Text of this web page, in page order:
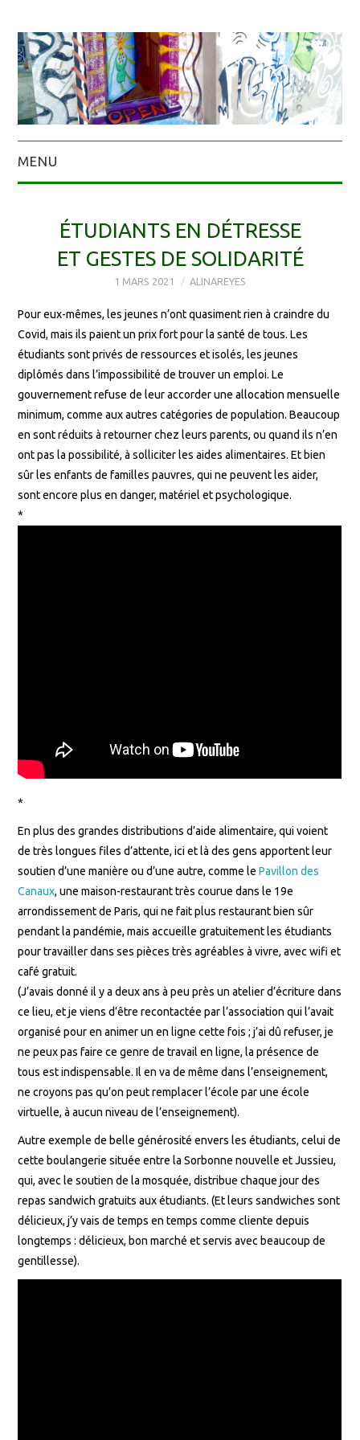
MENU
ÉTUDIANTS EN DÉTRESSE
ET GESTES DE SOLIDARITÉ
1 MARS 2021 ALINAREYES
Pour eux-mêmes, les jeunes n’ont quasiment rien à craindre du
Covid, mais ils paient un prix fort pour la santé de tous. Les
étudiants sont privés de ressources et isolés, les jeunes
diplômés dans l’impossibilité de trouver un emploi. Le
gouvernement refuse de leur accorder une allocation mensuelle
minimum, comme aux autres catégories de population. Beaucoup
en sont réduits à retourner chez leurs parents, ou quand ils n’en
ont pas la possibilité, à solliciter les aides alimentaires. Et bien
sûr les enfants de familles pauvres, qui ne peuvent les aider,
sont encore plus en danger, matériel et psychologique.
*
*
En plus des grandes distributions d’aide alimentaire, qui voient
de très longues files d’attente, ici et là des gens apportent leur
soutien d’une manière ou d’une autre, comme lePavillon des
Canaux, une maison-restaurant très courue dans le 19e
arrondissement de Paris, qui ne fait plus restaurant bien sûr
pendant la pandémie, mais accueille gratuitement les étudiants
pour travailler dans ses pièces très agréables à vivre, avec wifi et
café gratuit.
(J’avais donné il y a deux ans à peu près un atelier d’écriture dans
ce lieu, et je viens d’être recontactée par l’association qui l’avait
organisé pour en animer un en ligne cette fois ; j’ai dû refuser, je
ne peux pas faire ce genre de travail en ligne, la présence de
tous est indispensable. Il en va de même dans l’enseignement,
ne croyons pas qu’on peut remplacer l’école par une école
virtuelle, à aucun niveau de l’enseignement).
Autre exemple de belle générosité envers les étudiants, celui de
cette boulangerie située entre la Sorbonne nouvelle et Jussieu,
qui, avec le soutien de la mosquée, distribue chaque jour des
repas sandwich gratuits aux étudiants. (Et leurs sandwiches sont
délicieux, j’y vais de temps en temps comme cliente depuis
longtemps : délicieux, bon marché et servis avec beaucoup de
gentillesse).